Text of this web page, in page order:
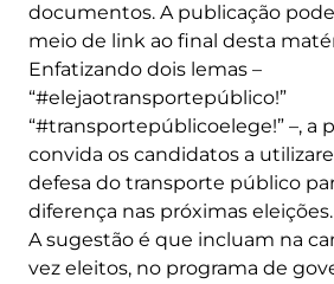
documentos. A publicação
meio de link ao final desta
Enfatizando dois lemas –
“#elejaotransportepúblico!”
“#transportepúblicoelege!” –, a
convida os candidatos a
defesa do transporte público
diferença nas próximas eleições.
A sugestão é que incluam na
vez eleitos, no programa de